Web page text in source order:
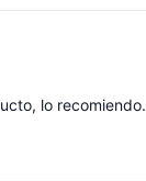
lo recomiendo.